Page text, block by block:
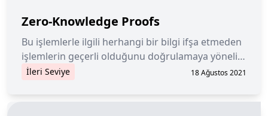
Zero-Knowledge Proofs
Bu işlemlerle ilgili herhangi bir bilgi ifşa etmeden
işlemlerin geçerli olduğunu doğrulamaya yönelik
kanıtlar, meşruiyetini korurken işlemin gizliliğini
İleri Seviye 18 Ağustos 2021